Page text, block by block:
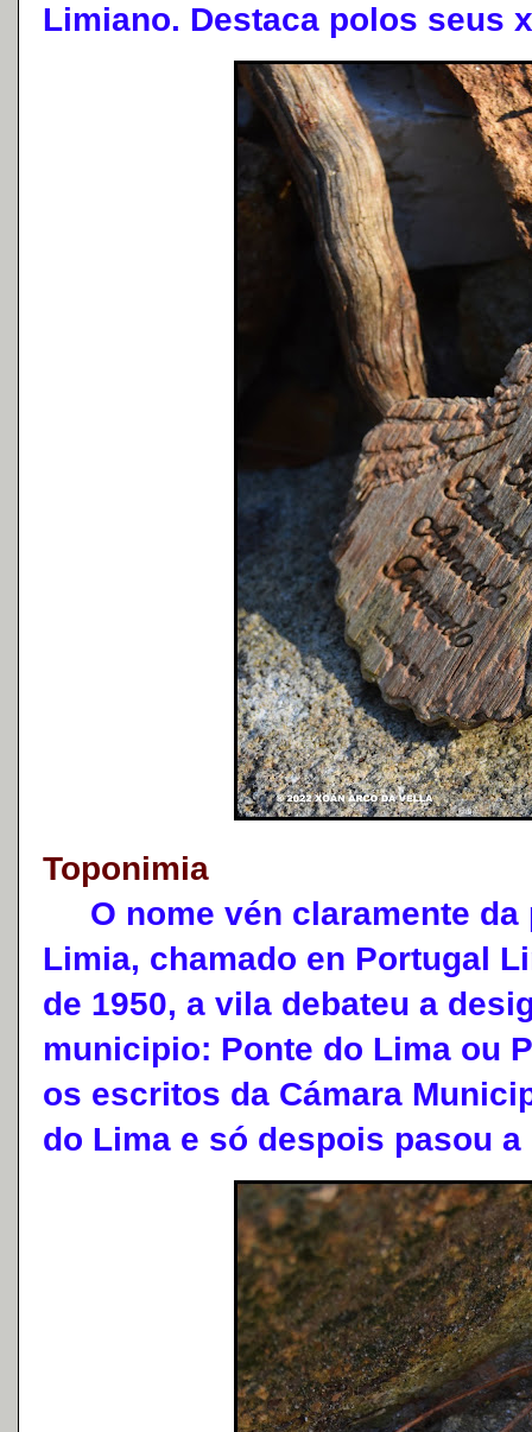
Limiano. Destaca polos seus
Toponimia
O nome vén claramente da
Limia, chamado en Portugal
de 1950, a vila debateu a
municipio: Ponte do Lima ou
os escritos da Cámara
do Lima e só despois pasou a